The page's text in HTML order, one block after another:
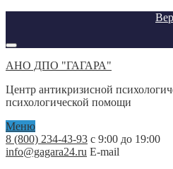
АНО ДПО "ГАГАРА"
Центр антикризисной
психологической помощи
Меню
8 (800) 234-43-93 с 9:00 до 19:00
info@gagara24.ru E-mail